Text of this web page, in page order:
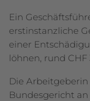
Ein
erstinstanzliche
einer
löhnen, rund CHF
Die
Bundesgericht